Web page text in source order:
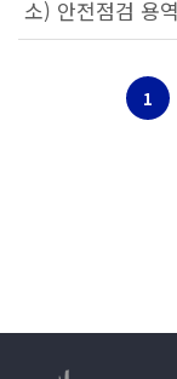
소) 안전점검 용역
1